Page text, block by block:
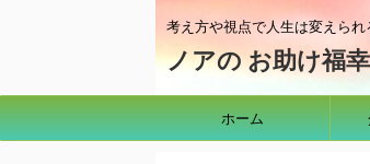
考え方や視点で人生は変えら
ノアの お助け福
ホーム